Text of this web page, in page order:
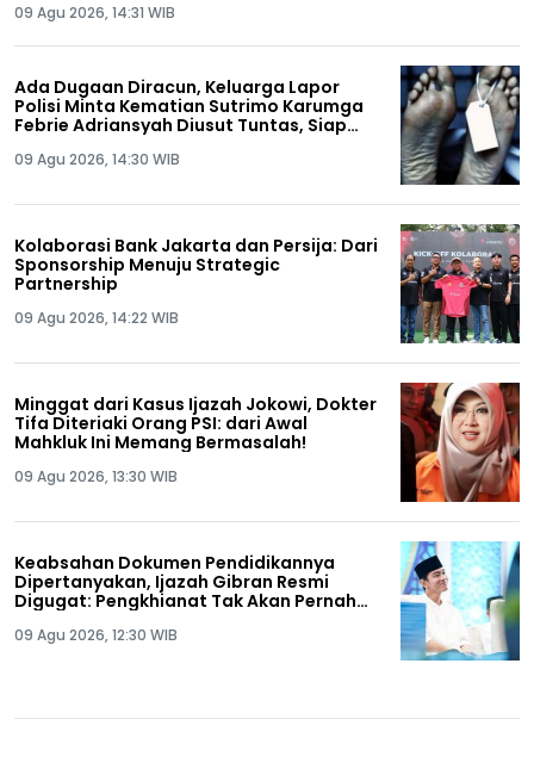
09 Agu 2026, 14:31 WIB
Ada Dugaan Diracun, Keluarga Lapor
Polisi Minta Kematian Sutrimo Karumga
Febrie Adriansyah Diusut Tuntas, Siap
09 Agu 2026, 14:30 WIB
Kolaborasi Bank Jakarta dan Persija: Dari
Sponsorship Menuju Strategic
Partnership
09 Agu 2026, 14:22 WIB
Minggat dari Kasus Ijazah Jokowi, Dokter
Tifa Diteriaki Orang PSI: dari Awal
Mahkluk Ini Memang Bermasalah!
09 Agu 2026, 13:30 WIB
Keabsahan Dokumen Pendidikannya
Dipertanyakan, Ijazah Gibran Resmi
Digugat: Pengkhianat Tak Akan Pernah
09 Agu 2026, 12:30 WIB